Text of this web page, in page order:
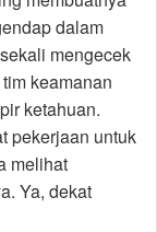
dalam
mengecek
keamanan
ketahuan.
pekerjaan untuk
melihat
Ya, dekat